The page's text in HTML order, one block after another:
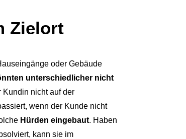
Zielort
oder Gebäude
unterschiedlicher nicht
Kundin nicht auf der
wenn der Kunde nicht
Hürden eingebaut. Haben
kann sie im